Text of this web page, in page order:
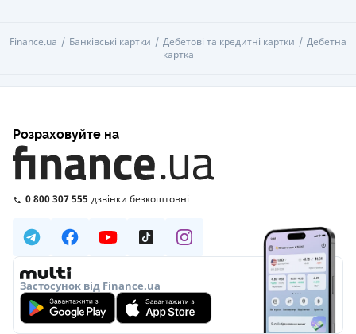
Finance.ua Банківські картки Дебетові та кредитні картки
Дебетна
картка
Розраховуйте на
0 800 307 555 дзвінки безкоштовні
Застосунок від Finance.ua